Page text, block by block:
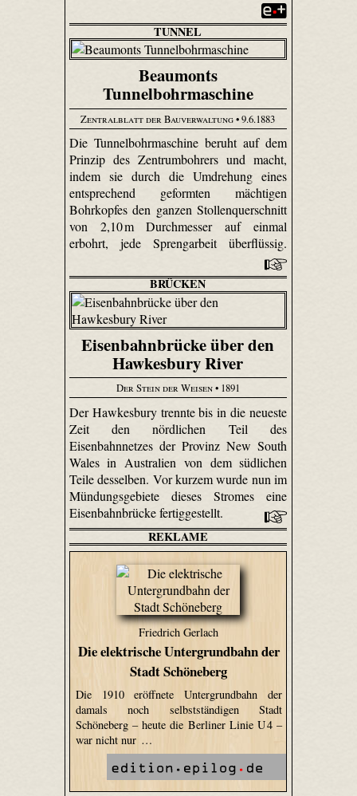
TUNNEL
Beaumonts
Tunnelbohrmaschine
Zentralblatt der Bauverwaltung• 9.6.1883
Die Tunnelbohrmaschine beruht auf dem
Prinzip des Zentrum­bohrers und macht,
indem sie durch die Umdrehung eines
entsprechend geformten mächtigen
Bohrkopfes den ganzen Stollen­quer­schnitt
von 2,10 m Durchmesser auf einmal
erbohrt, jede Sprengarbeit überflüssig.
BRÜCKEN
Eisenbahnbrücke über den
Hawkesbury River
Der Stein der Weisen• 1891
Der Hawkes­bury trennte bis in die neueste
Zeit den nördlichen Teil des
Eisenbahnnetzes der Provinz New South
Wales in Australien von dem südlichen
Teile desselben. Vor kurzem wurde nun im
Mündungsgebiete dieses Stromes eine
Eisenbahnbrücke fertiggestellt.
REKLAME
Friedrich Gerlach
Die elektrische Untergrundbahn der
Stadt Schöneberg
Die 1910 eröffnete Untergrundbahn der
damals noch selbstständigen Stadt
Schöneberg – heute die Berliner Linie U 4 –
war nicht nur …